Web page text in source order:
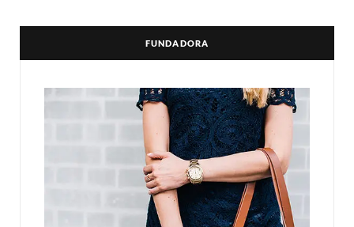
FUNDADORA